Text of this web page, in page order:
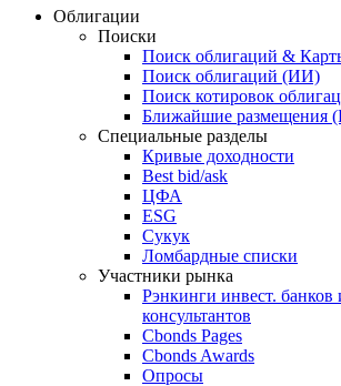
Облигации
Поиски
Поиск облигаций &
Поиск облигаций (ИИ)
Поиск котировок
Ближайшие размещения
Специальные разделы
Кривые доходности
Best bid/ask
ЦФА
ESG
Сукук
Ломбардные списки
Участники рынка
Рэнкинги инвест. банков
консультантов
Cbonds Pages
Cbonds Awards
Опросы